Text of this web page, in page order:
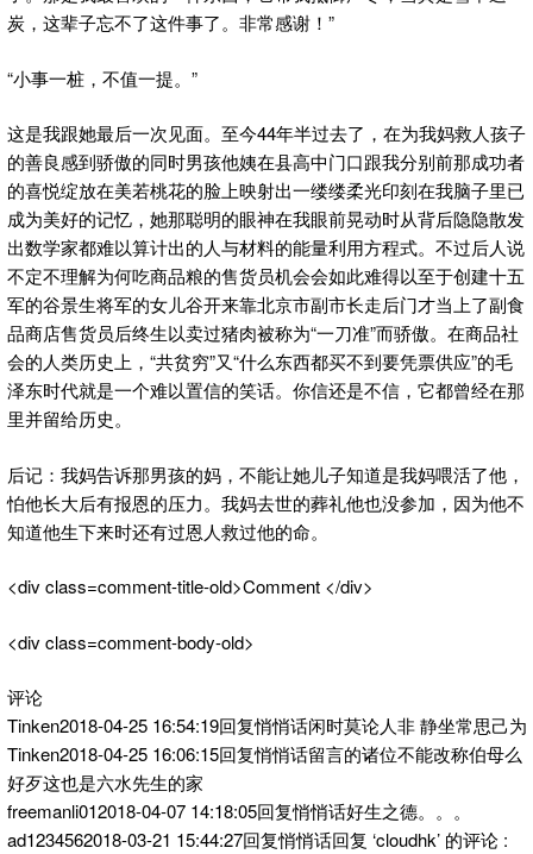
炭，这辈子忘不了这件事了。非常感谢！”
“小事一桩，不值一提。”
这是我跟她最后一次见面。至今44年半过去了，在为我妈救人孩子
的善良感到骄傲的同时男孩他姨在县高中门口跟我分别前那成功者
的喜悦绽放在美若桃花的脸上映射出一缕缕柔光印刻在我脑子里已
成为美好的记忆，她那聪明的眼神在我眼前晃动时从背后隐隐散发
出数学家都难以算计出的人与材料的能量利用方程式。不过后人说
不定不理解为何吃商品粮的售货员机会会如此难得以至于创建十五
军的谷景生将军的女儿谷开来靠北京市副市长走后门才当上了副食
品商店售货员后终生以卖过猪肉被称为“一刀准”而骄傲。在商品社
会的人类历史上，“共贫穷”又“什么东西都买不到要凭票供应”的毛
泽东时代就是一个难以置信的笑话。你信还是不信，它都曾经在那
里并留给历史。
后记：我妈告诉那男孩的妈，不能让她儿子知道是我妈喂活了他，
怕他长大后有报恩的压力。我妈去世的葬礼他也没参加，因为他不
知道他生下来时还有过恩人救过他的命。
<div class=comment-title-old>Comment </div>
<div class=comment-body-old>
评论
Tinken2018-04-25 16:54:19回复悄悄话闲时莫论人非 静坐常思己为
Tinken2018-04-25 16:06:15回复悄悄话留言的诸位不能改称伯母么
好歹这也是六水先生的家
freemanli012018-04-07 14:18:05回复悄悄话好生之德。。。
ad1234562018-03-21 15:44:27回复悄悄话回复 ‘cloudhk’ 的评论 :